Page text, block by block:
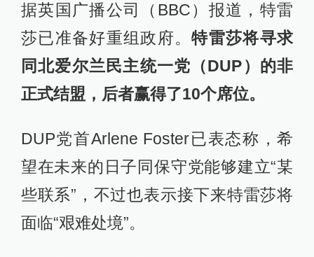
据英国广播公司（BBC）报道，特雷
莎已准备好重组政府。特雷莎将寻求
同北爱尔兰民主统一党（DUP）的非
正式结盟，后者赢得了10个席位。
DUP党首Arlene Foster已表态称，希
望在未来的日子同保守党能够建立“某
些联系”，不过也表示接下来特雷莎将
面临“艰难处境”。